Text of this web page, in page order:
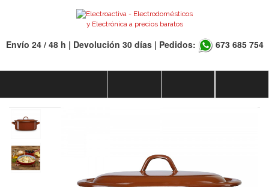
Envío 24 / 48 h | Devolución 30 días | Pedidos: 673 685 754